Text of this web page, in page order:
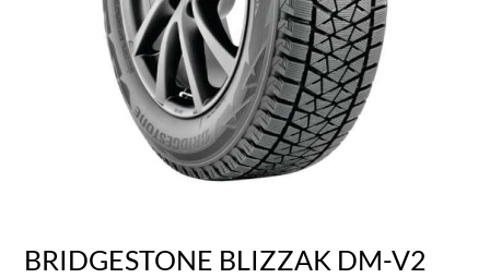
BRIDGESTONE BLIZZAK DM-V2